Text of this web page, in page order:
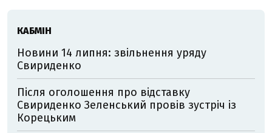
КАБМІН
Новини 14 липня: звільнення уряду
Свириденко
Після оголошення про відставку
Свириденко Зеленський провів зустріч із
Корецьким